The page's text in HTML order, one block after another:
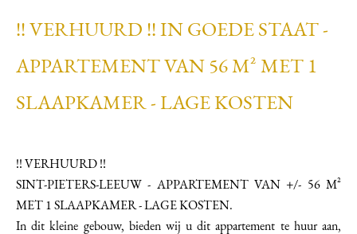
!! VERHUURD !! IN GOEDE STAAT -
APPARTEMENT VAN 56 M² MET 1
SLAAPKAMER - LAGE KOSTEN
!! VERHUURD !!
SINT-PIETERS-LEEUW - APPARTEMENT VAN +/- 56 M²
MET 1 SLAAPKAMER - LAGE KOSTEN.
In dit kleine gebouw, bieden wij u dit appartement te huur aan,